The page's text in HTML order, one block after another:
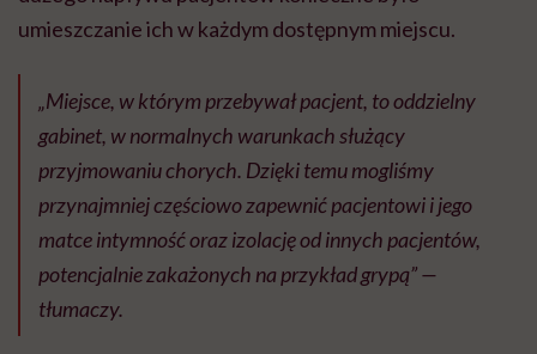
umieszczanie ich w każdym dostępnym miejscu.
„Miejsce, w którym przebywał pacjent, to oddzielny
gabinet, w normalnych warunkach służący
przyjmowaniu chorych. Dzięki temu mogliśmy
przynajmniej częściowo zapewnić pacjentowi i jego
matce intymność oraz izolację od innych pacjentów,
potencjalnie zakażonych na przykład grypą” —
tłumaczy.